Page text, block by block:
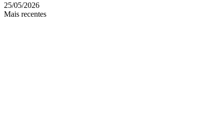
25/05/2026
Mais recentes